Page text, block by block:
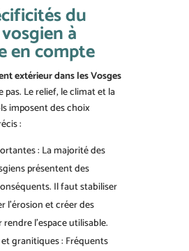
du
à
en compte
extérieur dans les Vosges
pas. Le relief, le climat et la
imposent des choix
:
: La majorité des
présentent des
Il faut stabiliser
l’érosion et créer des
rendre l’espace utilisable.
granitiques : Fréquents